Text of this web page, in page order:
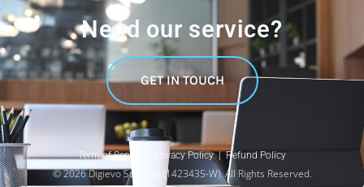
Need our service?
GET IN TOUCH
Term of Service | Privacy Policy |Refund Policy
© 2026 Digievo Sdn Bhd (1423435-W). All Rights Reserved.